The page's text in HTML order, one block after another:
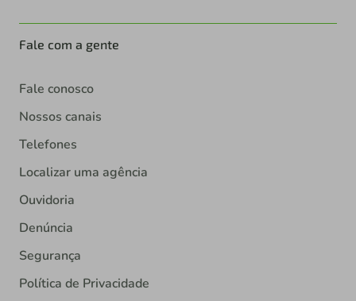
Fale com a gente
Fale conosco
Nossos canais
Telefones
Localizar uma agência
Ouvidoria
Denúncia
Segurança
Política de Privacidade